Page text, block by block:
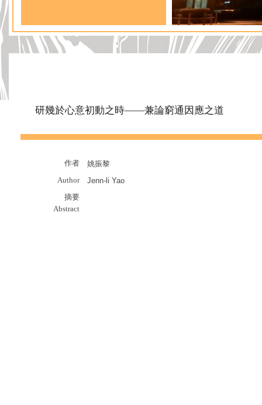
研幾於心意初動之時——兼論窮通因應之道
作者
姚振黎
Author
Jenn-li Yao
摘要
Abstract